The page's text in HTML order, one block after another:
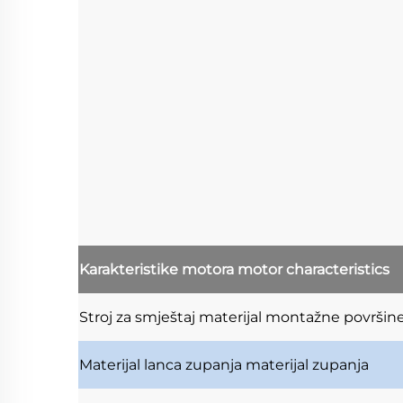
Karakteristike motora motor characteristics
Stroj za smještaj materijal montažne
Materijal lanca zupanja materijal zupanja